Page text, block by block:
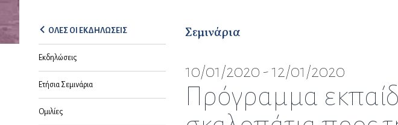
ΟΛΕΣ ΟΙ ΕΚΔΗΛΩΣΕΙΣ
Εκδηλώσεις
Ετήσια Σεμινάρια
Ομιλίες
Σεμινάρια
10/01/2020 - 12/01/2020
Πρόγραμμα